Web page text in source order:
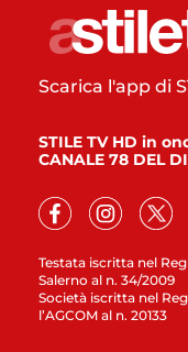
Testata iscritta nel
Salerno al n. 34/2009
Società iscritta nel
l’AGCOM al n. 20133
Scarica l'app di
STILE TV HD in
CANALE 78 DEL